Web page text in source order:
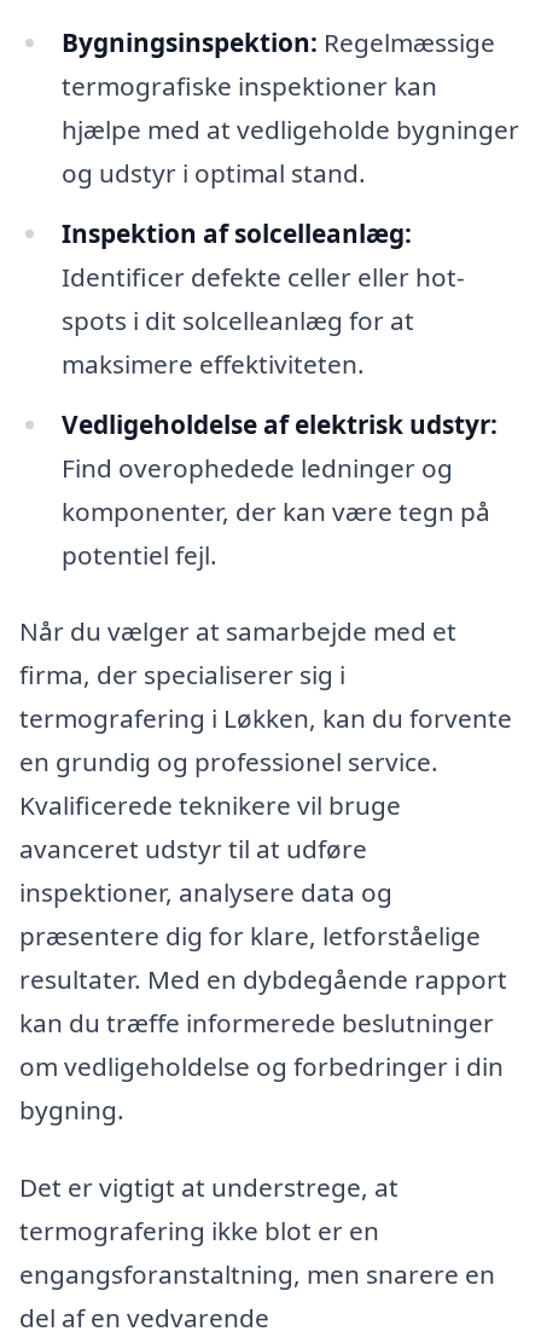
Bygningsinspektion: Regelmæssige
termografiske inspektioner kan
hjælpe med at vedligeholde bygninger
og udstyr i optimal stand.
Inspektion af solcelleanlæg:
Identificer defekte celler eller hot-
spots i dit solcelleanlæg for at
maksimere effektiviteten.
Vedligeholdelse af elektrisk udstyr:
Find overophedede ledninger og
komponenter, der kan være tegn på
potentiel fejl.
Når du vælger at samarbejde med et
firma, der specialiserer sig i
termografering i Løkken, kan du forvente
en grundig og professionel service.
Kvalificerede teknikere vil bruge
avanceret udstyr til at udføre
inspektioner, analysere data og
præsentere dig for klare, letforståelige
resultater. Med en dybdegående rapport
kan du træffe informerede beslutninger
om vedligeholdelse og forbedringer i din
bygning.
Det er vigtigt at understrege, at
termografering ikke blot er en
engangsforanstaltning, men snarere en
del af en vedvarende